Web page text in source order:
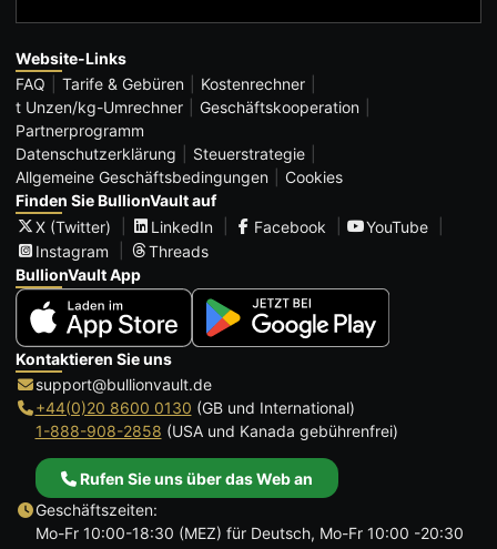
Website-Links
FAQ
Tarife & Gebüren
Kostenrechner
t Unzen/kg-Umrechner
Geschäftskooperation
Partnerprogramm
Datenschutzerklärung
Steuerstrategie
Allgemeine Geschäftsbedingungen
Cookies
Finden Sie BullionVault auf
X (Twitter)
LinkedIn Facebook
YouTube
Instagram
Threads
BullionVault App
Kontaktieren Sie uns
support@bullionvault.de
+44(0)20 8600 0130 (GB und International)
1-888-908-2858 (USA und Kanada gebührenfrei)
Rufen Sie uns über das Web an
Geschäftszeiten:
Mo-Fr 10:00-18:30 (MEZ) für Deutsch, Mo-Fr 10:00 -20:30